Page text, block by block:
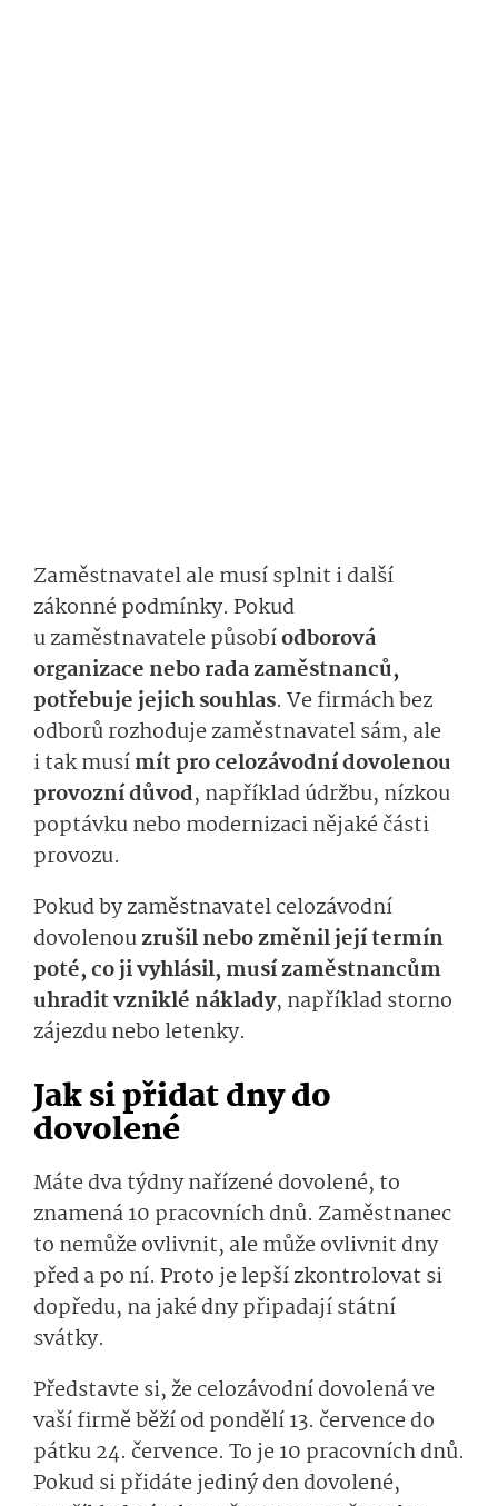
Zaměstnavatel ale musí splnit i další
zákonné podmínky. Pokud
u zaměstnavatele působíodborová
organizace nebo rada zaměstnanců,
potřebuje jejich souhlas. Ve firmách bez
odborů rozhoduje zaměstnavatel sám, ale
i tak musímít pro celozávodní dovolenou
provozní důvod, například údržbu, nízkou
poptávku nebo modernizaci nějaké části
provozu.
Pokud by zaměstnavatel celozávodní
dovolenouzrušil nebo změnil její termín
poté, co ji vyhlásil, musí zaměstnancům
uhradit vzniklé náklady, například storno
zájezdu nebo letenky.
Jak si přidat dny do
dovolené
Máte dva týdny nařízené dovolené, to
znamená 10 pracovních dnů. Zaměstnanec
to nemůže ovlivnit, ale může ovlivnit dny
před a po ní. Proto je lepší zkontrolovat si
dopředu, na jaké dny připadají státní
svátky.
Představte si, že celozávodní dovolená ve
vaší firmě běží od pondělí 13. července do
pátku 24. července. To je 10 pracovních dnů.
Pokud si přidáte jediný den dovolené,